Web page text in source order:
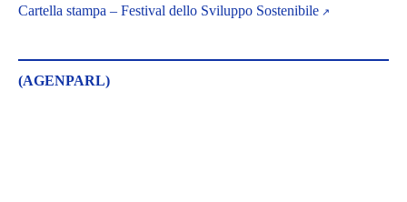
Cartella stampa – Festival dello Sviluppo Sostenibile
(AGENPARL)